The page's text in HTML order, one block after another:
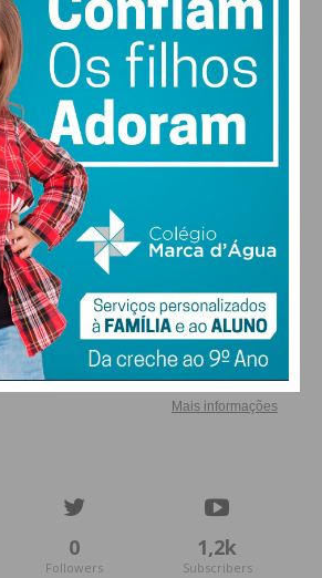
condições
ALTERAR
SERVIÇO EM PAÇOS DE
0
Followers
1,2k
Subscribers